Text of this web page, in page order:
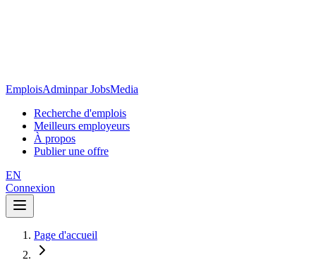
EmploisAdminpar JobsMedia
Recherche d'emplois
Meilleurs employeurs
À propos
Publier une offre
EN
Connexion
Page d'accueil